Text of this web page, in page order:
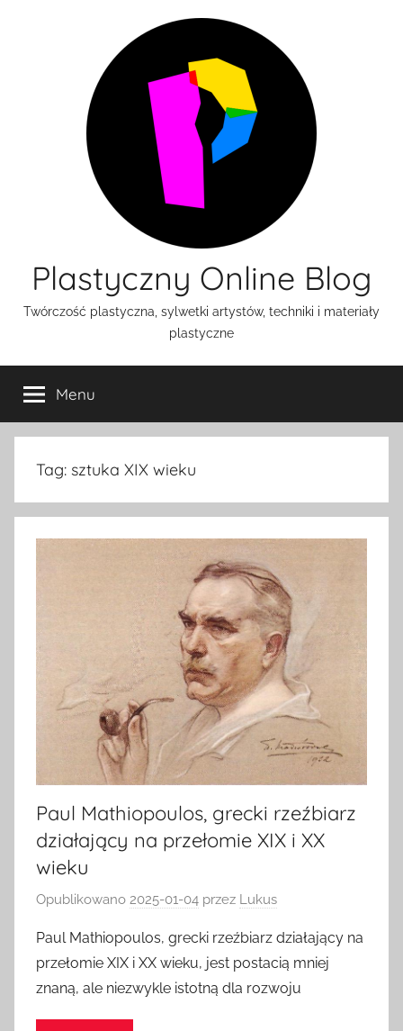
Plastyczny Online Blog
Twórczość plastyczna, sylwetki artystów, techniki i materiały
plastyczne
Menu
Tag: sztuka XIX wieku
Paul Mathiopoulos, grecki rzeźbiarz
działający na przełomie XIX i XX
wieku
Opublikowano 2025-01-04 przez Lukus
Paul Mathiopoulos, grecki rzeźbiarz działający na
przełomie XIX i XX wieku, jest postacią mniej
znaną, ale niezwykle istotną dla rozwoju